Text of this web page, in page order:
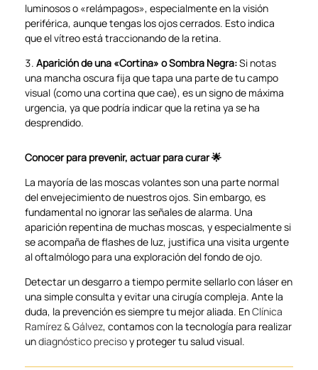
luminosos o «relámpagos», especialmente en la visión
periférica, aunque tengas los ojos cerrados. Esto indica
que el vítreo está traccionando de la retina.
Aparición de una «Cortina» o Sombra Negra:Si notas
una mancha oscura fija que tapa una parte de tu campo
visual (como una cortina que cae), es un signo de máxima
urgencia, ya que podría indicar que la retina ya se ha
desprendido.
Conocer para prevenir, actuar para curar 🌟
La mayoría de las moscas volantes son una parte normal
del envejecimiento de nuestros ojos. Sin embargo, es
fundamental no ignorar las señales de alarma. Una
aparición repentina de muchas moscas, y especialmente si
se acompaña de flashes de luz, justifica una visita urgente
al oftalmólogo para una exploración del fondo de ojo.
Detectar un desgarro a tiempo permite sellarlo con láser en
una simple consulta y evitar una cirugía compleja. Ante la
duda, la prevención es siempre tu mejor aliada. EnClínica
Ramírez & Gálvez, contamos con la tecnología para realizar
undiagnóstico precisoy proteger tu salud visual.